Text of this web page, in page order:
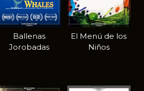
Ballenas
Jorobadas
El Menú de los
Niños